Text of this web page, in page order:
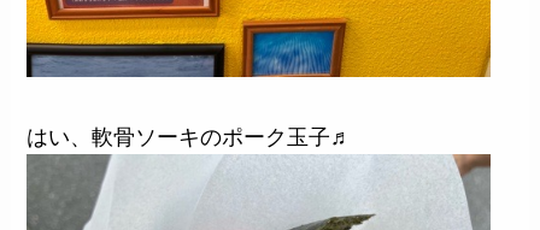
はい、軟骨ソーキのポーク玉子♬